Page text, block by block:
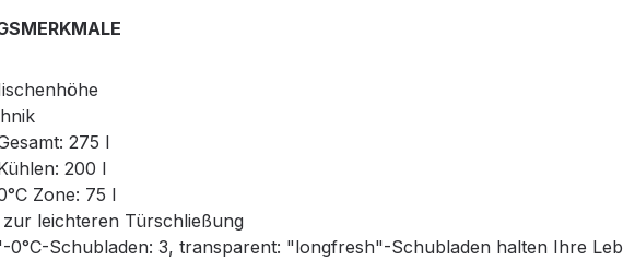
275 l
200 l
Zone: 75 l
leichteren Türschließung
Schubladen: 3, transparent: "longfresh"-Schubladen halten Ihre